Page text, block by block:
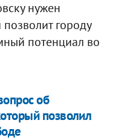
нужен
городу
потенциал во
об
позволил